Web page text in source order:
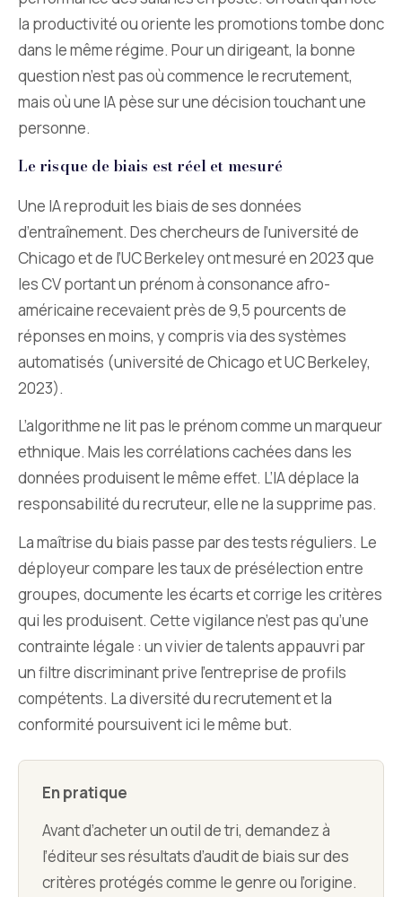
la productivité ou oriente les promotions tombe donc
dans le même régime. Pour un dirigeant, la bonne
question n’est pas où commence le recrutement,
mais où une IA pèse sur une décision touchant une
personne.
Le risque de biais est réel et mesuré
Une IA reproduit les biais de ses données
d’entraînement. Des chercheurs de l’université de
Chicago et de l’UC Berkeley ont mesuré en 2023 que
les CV portant un prénom à consonance afro-
américaine recevaient près de 9,5 pourcents de
réponses en moins, y compris via des systèmes
automatisés (université de Chicago et UC Berkeley,
2023).
L’algorithme ne lit pas le prénom comme un marqueur
ethnique. Mais les corrélations cachées dans les
données produisent le même effet. L’IA déplace la
responsabilité du recruteur, elle ne la supprime pas.
La maîtrise du biais passe par des tests réguliers. Le
déployeur compare les taux de présélection entre
groupes, documente les écarts et corrige les critères
qui les produisent. Cette vigilance n’est pas qu’une
contrainte légale : un vivier de talents appauvri par
un filtre discriminant prive l’entreprise de profils
compétents. La diversité du recrutement et la
conformité poursuivent ici le même but.
En pratique
Avant d’acheter un outil de tri, demandez à
l’éditeur ses résultats d’audit de biais sur des
critères protégés comme le genre ou l’origine.